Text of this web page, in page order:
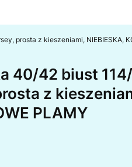
prosta z kieszeniami, NIEBIESKA,
40/42 biust
z
PLAMY